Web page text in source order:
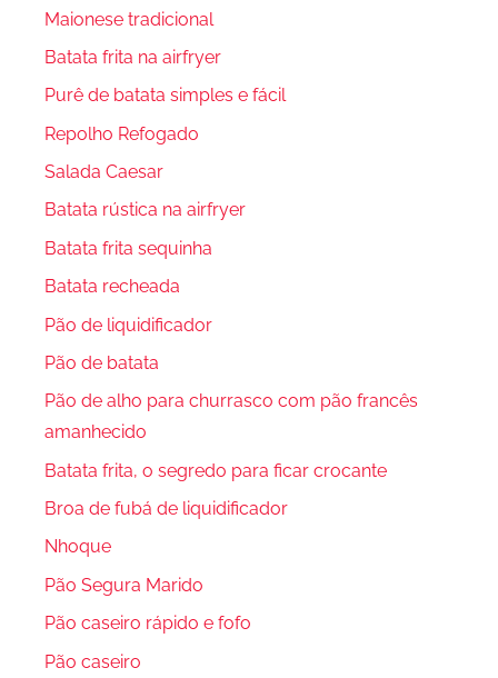
Maionese tradicional
Batata frita na airfryer
Purê de batata simples e fácil
Repolho Refogado
Salada Caesar
Batata rústica na airfryer
Batata frita sequinha
Batata recheada
Pão de liquidificador
Pão de batata
Pão de alho para churrasco com pão francês
amanhecido
Batata frita, o segredo para ficar crocante
Broa de fubá de liquidificador
Nhoque
Pão Segura Marido
Pão caseiro rápido e fofo
Pão caseiro